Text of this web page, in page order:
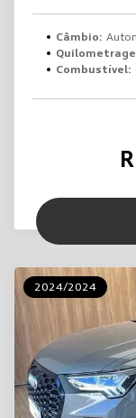
Câmbio:
Combustível:
2024/2024